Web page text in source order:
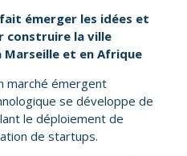
fait émerger les idées et
construire la ville
et en Afrique
marché émergent
se développe de
le déploiement de
de startups.